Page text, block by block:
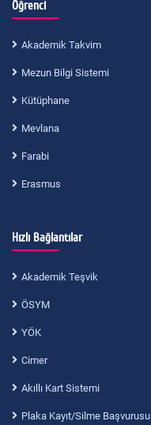
Öğrenci
Akademik Takvim
Mezun Bilgi Sistemi
Kütüphane
Mevlana
Farabi
Erasmus
Hızlı Bağlantılar
Akademik Teşvik
ÖSYM
YÖK
Cimer
Akıllı Kart Sistemi
Plaka Kayıt/Silme Başvurusu